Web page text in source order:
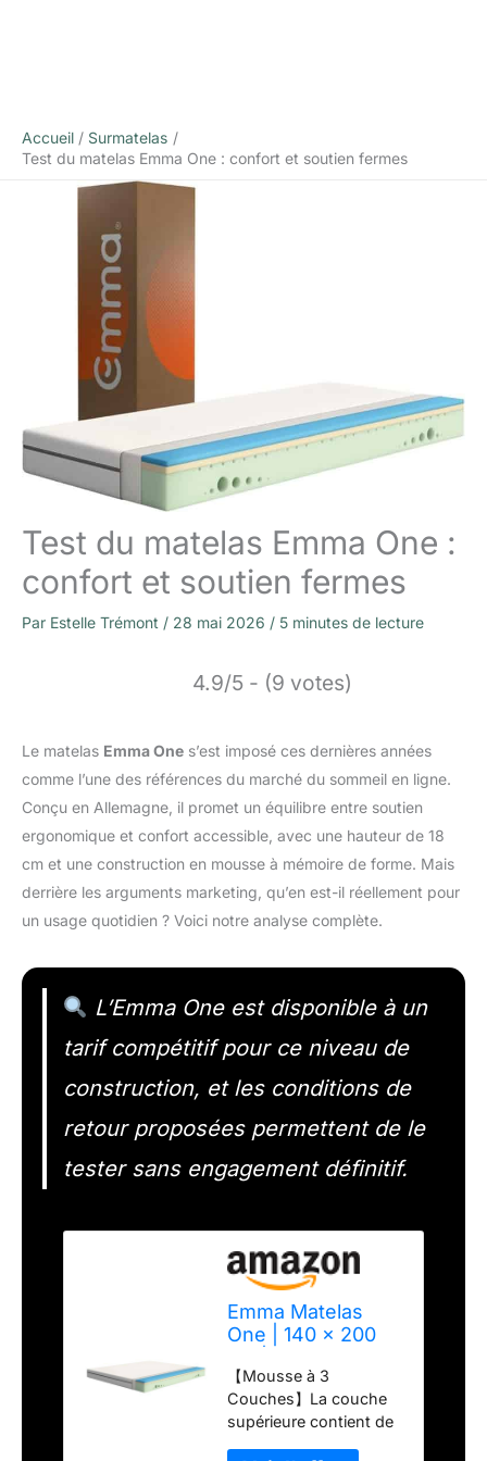
Accueil
Surmatelas
Test du matelas Emma One : confort et soutien fermes
Test du matelas Emma One :
confort et soutien fermes
Par Estelle Trémont / 28 mai 2026 / 5 minutes de lecture
4.9/5 - (9 votes)
Le matelas Emma One s’est imposé ces dernières années
comme l’une des références du marché du sommeil en ligne.
Conçu en Allemagne, il promet un équilibre entre soutien
ergonomique et confort accessible, avec une hauteur de 18
cm et une construction en mousse à mémoire de forme. Mais
derrière les arguments marketing, qu’en est-il réellement pour
un usage quotidien ? Voici notre analyse complète.
L’Emma One est disponible à un
tarif compétitif pour ce niveau de
construction, et les conditions de
retour proposées permettent de le
tester sans engagement définitif.
Emma Matelas
One | 140 x 200
cm | Confort
Ferme Médium |
Mousse à
Mémoire de
【Mousse à 3
Couches】La couche
supérieure contient de